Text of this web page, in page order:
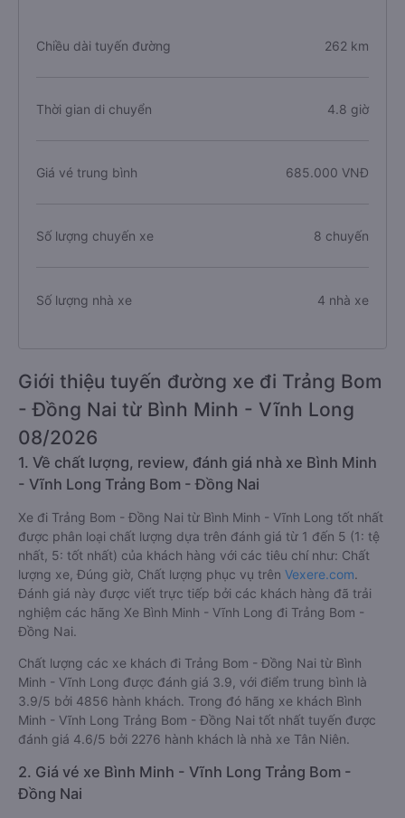
Chiều dài tuyến đường 262 km
Thời gian di chuyển 4.8 giờ
Giá vé trung bình 685.000 VNĐ
Số lượng chuyến xe 8 chuyến
Số lượng nhà xe 4 nhà xe
Giới thiệu tuyến đường xe đi Trảng Bom
- Đồng Nai từ Bình Minh - Vĩnh Long
08/2026
1. Về chất lượng, review, đánh giá nhà xe Bình Minh
- Vĩnh Long Trảng Bom - Đồng Nai
Xe đi Trảng Bom - Đồng Nai từ Bình Minh - Vĩnh Long tốt nhất
được phân loại chất lượng dựa trên đánh giá từ 1 đến 5 (1: tệ
nhất, 5: tốt nhất) của khách hàng với các tiêu chí như: Chất
lượng xe, Đúng giờ, Chất lượng phục vụ trên Vexere.com.
Đánh giá này được viết trực tiếp bởi các khách hàng đã trải
nghiệm các hãng Xe Bình Minh - Vĩnh Long đi Trảng Bom -
Đồng Nai.
Chất lượng các xe khách đi Trảng Bom - Đồng Nai từ Bình
Minh - Vĩnh Long được đánh giá 3.9, với điểm trung bình là
3.9/5 bởi 4856 hành khách. Trong đó hãng xe khách Bình
Minh - Vĩnh Long Trảng Bom - Đồng Nai tốt nhất tuyến được
đánh giá 4.6/5 bởi 2276 hành khách là nhà xe Tân Niên.
2. Giá vé xe Bình Minh - Vĩnh Long Trảng Bom -
Đồng Nai